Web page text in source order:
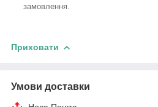
замовлення.
Приховати
Умови доставки